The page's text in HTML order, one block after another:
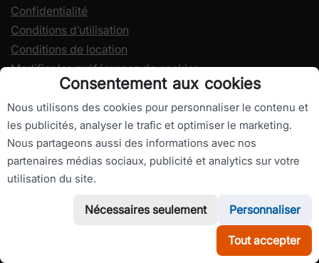
Confidentialité
Conditions d’utilisation
Conditions de location
Modifier les préférences de cookies
ASSISTANCE EN LIGNE
+4 0741 - 644 - 169
office@RomanianCarHire.com
Appelez-nous
Consentement aux cookies
Nous utilisons des cookies pour personnaliser le contenu et
les publicités, analyser le trafic et optimiser le marketing.
Nous partageons aussi des informations avec nos
partenaires médias sociaux, publicité et analytics sur votre
utilisation du site.
Nécessaires seulement Personnaliser
Tout accepter